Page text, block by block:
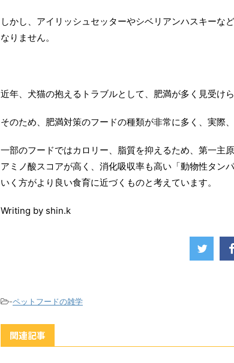
しかし、アイリッシュセッターやシベリアンハスキーな
なりません。
近年、犬猫の抱えるトラブルとして、肥満が多く見受けら
そのため、肥満対策のフードの種類が非常に多く、実際
一部のフードではカロリー、脂質を抑えるため、第一主
アミノ酸スコアが高く、消化吸収率も高い「動物性タン
いく方がより良い食育に近づくものと考えています。
Writing by shin.k
-ペットフードの雑学
関連記事